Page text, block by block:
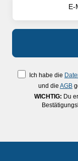
Ich habe die
und die AGB
WICHTIG: Du